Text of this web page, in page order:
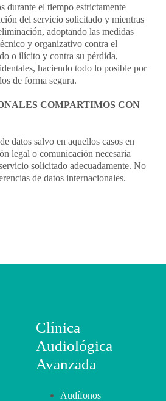
durante el tiempo estrictamente
del servicio solicitado y mientras
adoptando las medidas
y organizativo contra el
o ilícito y contra su pérdida,
haciendo todo lo posible por
de forma segura.
COMPARTIMOS CON
datos salvo en aquellos casos en
legal o comunicación necesaria
solicitado adecuadamente. No
de datos internacionales.
Clínica
Audiológica
Avanzada
Audífonos